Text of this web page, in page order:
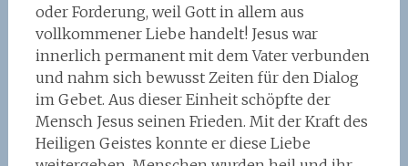
oder Forderung, weil Gott in allem aus
vollkommener Liebe handelt! Jesus war
innerlich permanent mit dem Vater verbunden
und nahm sich bewusst Zeiten für den Dialog
im Gebet. Aus dieser Einheit schöpfte der
Mensch Jesus seinen Frieden. Mit der Kraft des
Heiligen Geistes konnte er diese Liebe